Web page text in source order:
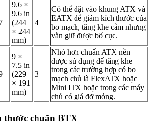
9.6 ×
9.6 in
(244
× 244
mm)
4
Có thể đặt vào khung ATX và
EATX để giảm kích thước của
bo mạch, tăng khe cắm nhưng
vẫn giữ được bố cục.
9 ×
7.5 in
(229
× 191
mm)
3
Nhỏ hơn chuẩn ATX nền
được sử dụng để tăng khe
trong các trường hợp có bo
mạch chủ là FlexATX hoặc
Mini ITX hoặc trong các máy
chủ có giá đỡ mỏng.
thước chuẩn BTX